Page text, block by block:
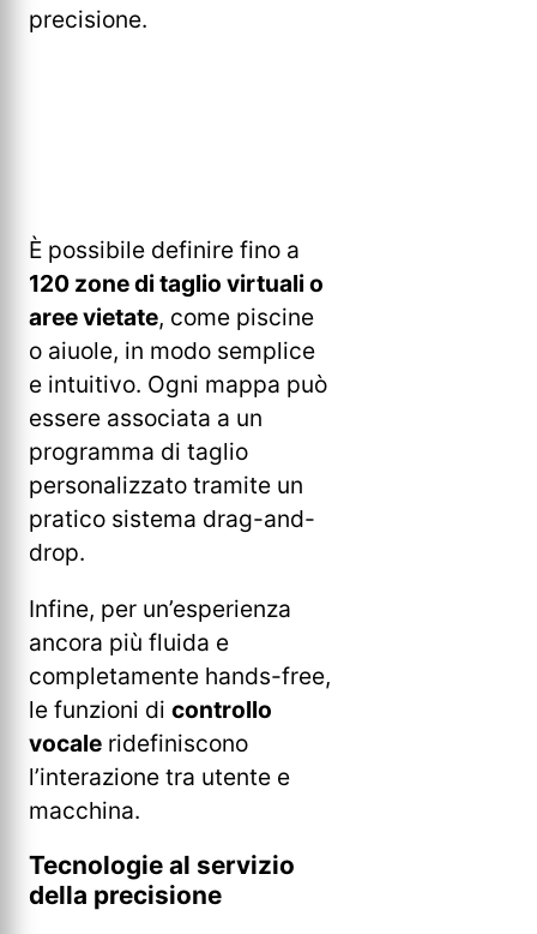
precisione.
È possibile definire fino a
120 zone di taglio virtuali o
aree vietate, come piscine
o aiuole, in modo semplice
e intuitivo. Ogni mappa può
essere associata a un
programma di taglio
personalizzato tramite un
pratico sistema drag-and-
drop.
Infine, per un’esperienza
ancora più fluida e
completamente hands-free,
le funzioni di controllo
vocale ridefiniscono
l’interazione tra utente e
macchina.
Tecnologie al servizio
della precisione